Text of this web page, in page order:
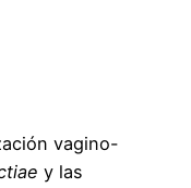
vagino-
y las